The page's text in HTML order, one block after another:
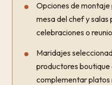
Opciones de
mesa del chef y
celebraciones o
Maridajes
productores boutique
complementar platos